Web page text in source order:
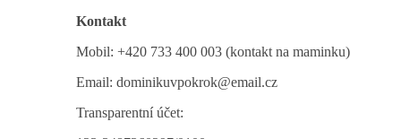
Kontakt
Mobil: +420 733 400 003 (kontakt na maminku)
Email: dominikuvpokrok@email.cz
Transparentní účet: